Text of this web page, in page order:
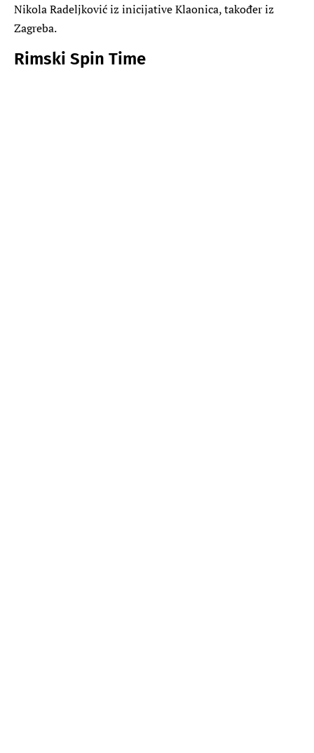
Nikola Radeljković iz inicijative Klaonica, također iz
Zagreba.
Rimski Spin Time